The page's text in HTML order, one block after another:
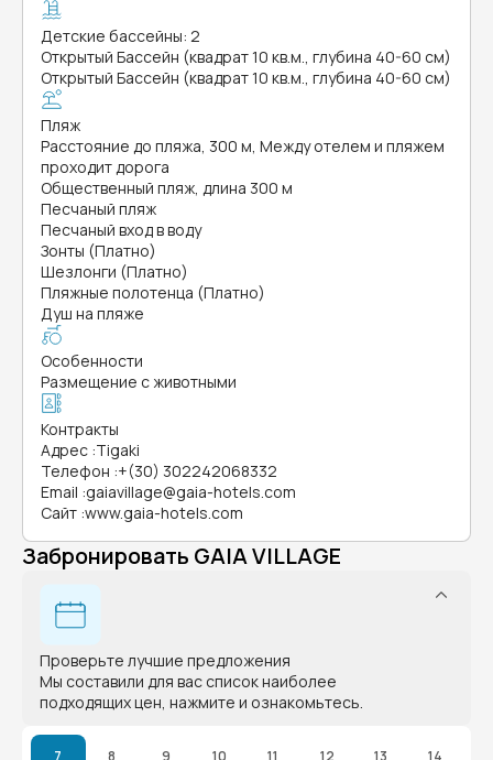
Детские бассейны: 2
Открытый Бассейн (квадрат 10 кв.м., глубина 40-60 см)
Открытый Бассейн (квадрат 10 кв.м., глубина 40-60 см)
Пляж
Расстояние до пляжа, 300 м, Между отелем и пляжем
проходит дорога
Общественный пляж, длина 300 м
Песчаный пляж
Песчаный вход в воду
Зонты (Платно)
Шезлонги (Платно)
Пляжные полотенца (Платно)
Душ на пляже
Особенности
Размещение с животными
Контракты
Адрес :Tigaki
Телефон :+(30) 302242068332
Email :gaiavillage@gaia-hotels.com
Сайт :www.gaia-hotels.com
Забронировать GAIA VILLAGE
Проверьте лучшие предложения
Мы составили для вас список наиболее
подходящих цен, нажмите и ознакомьтесь.
7 8 9 10 11 12 13 14